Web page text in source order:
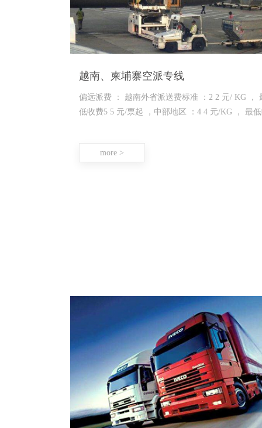
越南、柬埔寨空派专线
偏远派费 ： 越南外省派送费标准 ：2 2 元/ KG ，
低收费5 5 元/票起 ，中部地区 ：4 4 元/KG ， 最
more >